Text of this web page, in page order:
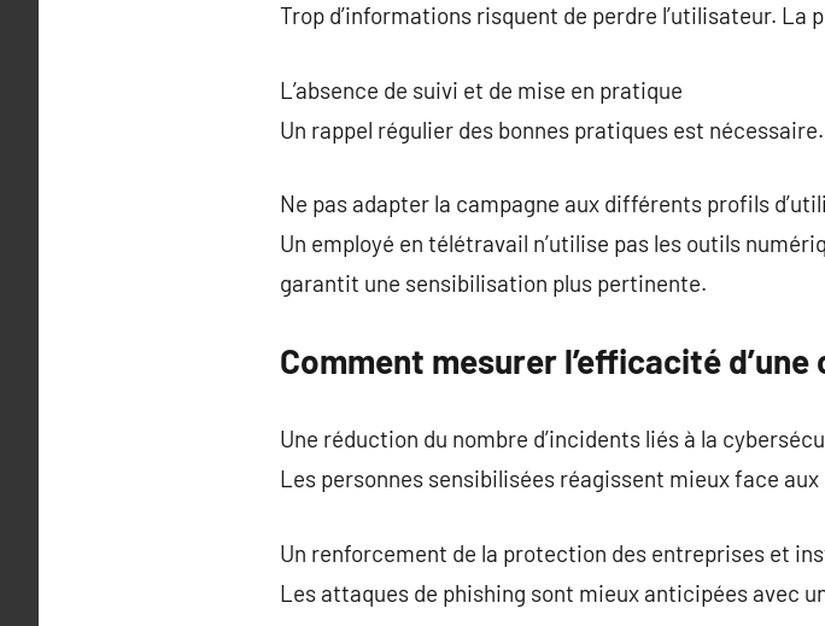
Trop d’informations risquent de perdre l’utilisateur. La
L’absence de suivi et de mise en pratique
Un rappel régulier des bonnes pratiques est
Ne pas adapter la campagne aux différents profils
Un employé en télétravail n’utilise pas les outils
garantit une sensibilisation plus pertinente.
Comment mesurer l’efficacité
Une réduction du nombre d’incidents liés à la
Les personnes sensibilisées réagissent mieux face aux
Un renforcement de la protection des entreprises et
Les attaques de phishing sont mieux anticipées avec